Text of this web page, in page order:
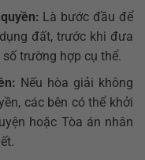
Là bước đầu để
đất, trước khi đưa
trường hợp cụ thể.
Nếu hòa giải không
các bên có thể khởi
hoặc Tòa án nhân